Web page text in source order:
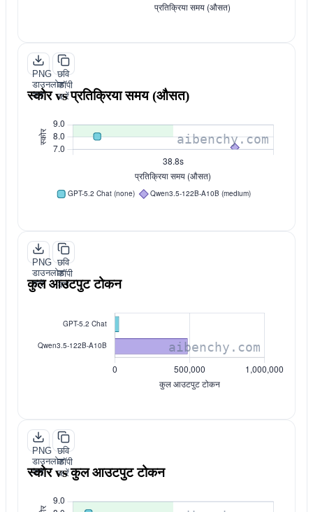
PNG
डाउनलोड
करें
छवि
कॉपी
करें
स्कोर vs प्रतिक्रिया समय (औसत)
PNG
डाउनलोड
करें
छवि
कॉपी
करें
कुल आउटपुट टोकन
PNG
डाउनलोड
करें
छवि
कॉपी
करें
स्कोर vs कुल आउटपुट टोकन